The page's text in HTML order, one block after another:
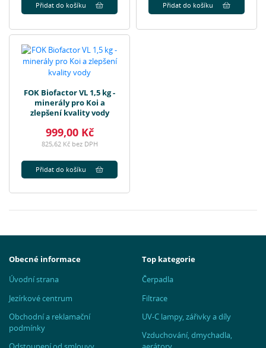
Přidat do košíku Přidat do košíku
FOK Biofactor VL 1,5 kg -
minerály pro Koi a
zlepšení kvality vody
999,00 Kč
825,62 Kč bez DPH
Přidat do košíku
Obecné informace
Úvodní strana
Jezírkové centrum
Obchodní a reklamační
podmínky
Top kategorie
Čerpadla
Filtrace
UV-C lampy, zářivky a díly
Vzduchování, dmychadla,